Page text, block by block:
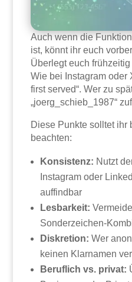
Auch wenn die
ist, könnt ihr euch
Überlegt euch
Wie bei Instagram oder
first served“. Wer zu
„joerg_schieb_1987“
Diese Punkte solltet ihr
beachten:
Konsistenz: Nutzt
Instagram oder
auffindbar
Lesbarkeit:
Sonderzeichen-
Diskretion: Wer
keinen Klarnamen
Beruflich vs. privat: